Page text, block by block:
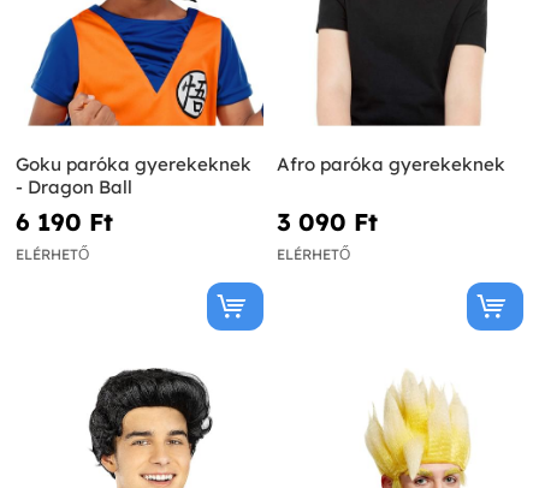
Goku paróka gyerekeknek
- Dragon Ball
6 190 Ft‎
ELÉRHETŐ
Afro paróka gyerekeknek
3 090 Ft‎
ELÉRHETŐ